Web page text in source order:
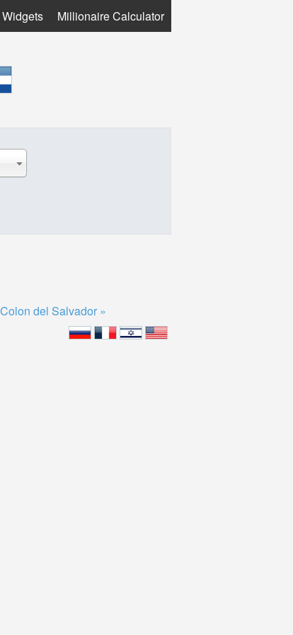
Widgets Millionaire Calculator
del Salvador »